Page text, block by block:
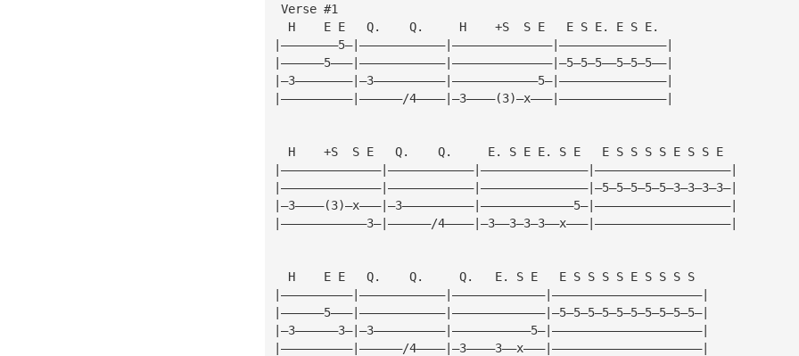
Verse #1
  H    E E   Q.    Q.     H    +S  S E   E S E. E S E.
|————————5—|————————————|——————————————|———————————————|
|——————5———|————————————|——————————————|—5—5—5——5—5—5——|
|—3————————|—3——————————|————————————5—|———————————————|
|——————————|——————/4————|—3————(3)—x———|———————————————|
  H    +S  S E   Q.    Q.     E. S E E. S E   E S S S S E S S E
|——————————————|————————————|———————————————|———————————————————|
|——————————————|————————————|———————————————|—5—5—5—5—5—3—3—3—3—|
|—3————(3)—x———|—3——————————|—————————————5—|———————————————————|
|————————————3—|——————/4————|—3——3—3—3——x———|———————————————————|
  H    E E   Q.    Q.     Q.   E. S E   E S S S S E S S S S
|——————————|————————————|—————————————|—————————————————————|
|——————5———|————————————|—————————————|—5—5—5—5—5—5—5—5—5—5—|
|—3——————3—|—3——————————|———————————5—|—————————————————————|
|——————————|——————/4————|—3————3——x———|—————————————————————|